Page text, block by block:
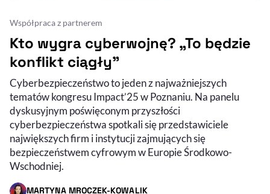
Współpraca z partnerem
Kto wygra cyberwojnę? „To będzie
konflikt ciągły”
Cyberbezpieczeństwo to jeden z najważniejszych
tematów kongresu Impact’25 w Poznaniu. Na panelu
dyskusyjnym poświęconym przyszłości
cyberbezpieczeństwa spotkali się przedstawiciele
największych firm i instytucji zajmujących się
bezpieczeństwem cyfrowym w Europie Środkowo-
Wschodniej.
MARTYNA MROCZEK-KOWALIK